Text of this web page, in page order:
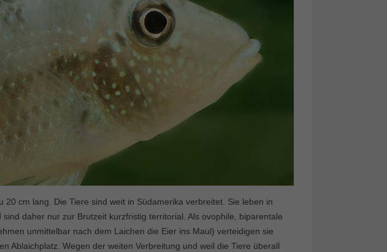
20 cm lang. Die Tiere sind weit in Südamerika verbreitet. Sie leben in
daher nur zur Brutzeit kurzfristig territorial. Als ovophile, biparentale
unmittelbar nach dem Laichen die Eier ins Maul) verteidigen sie
Ablaichplatz. Wegen der weiten Verbreitung und weil die Tiere überall